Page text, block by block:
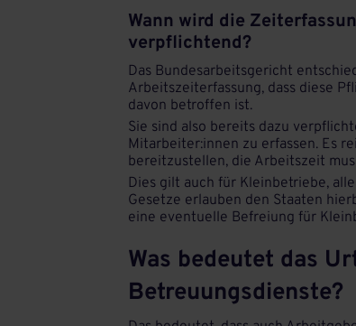
Wann wird die
verpflichtend?
Das Bundesarbeitsgericht
Arbeitszeiterfassung, dass diese
davon betroffen ist.
Sie sind also bereits dazu
Mitarbeiter:innen zu erfassen. Es
bereitzustellen, die Arbeitszeit
Dies gilt auch für Kleinbetriebe,
Gesetze erlauben den Staaten
eine eventuelle Befreiung für
Was bedeutet das
Betreuungsdienste?